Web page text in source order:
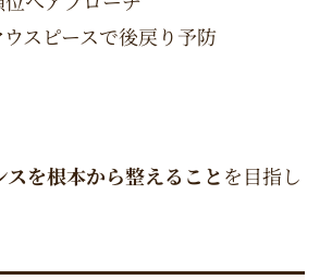
スピースで後戻り予防
スを根本から整えること を目指し